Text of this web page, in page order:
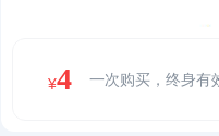
¥4 一次购买，终身有